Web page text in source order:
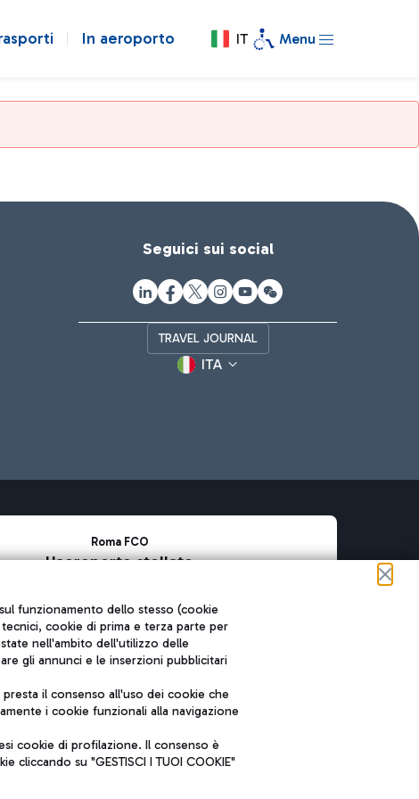
In aeroporto IT Menu
Seguici sui social
TRAVEL JOURNAL
ITA
Roma FCO
L'aeroporto stellato
funzionamento dello stesso (cookie
cookie di prima e terza parte per
nell'ambito dell'utilizzo delle
gli annunci e le inserzioni pubblicitari
presta il consenso all'uso dei cookie che
i cookie funzionali alla navigazione
cookie di profilazione. Il consenso è
su "GESTISCI I TUOI COOKIE"